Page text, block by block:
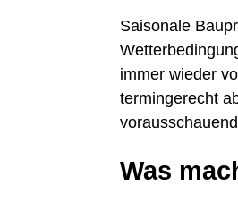
Saisonale
immer wieder
termingerecht
Was